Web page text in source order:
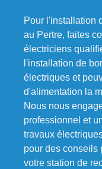
Pour l'installation
au Pertre, faites
électriciens
l'installation de
électriques et
d'alimentation la
Nous nous
professionnel et
travaux
pour des conseils
votre station de